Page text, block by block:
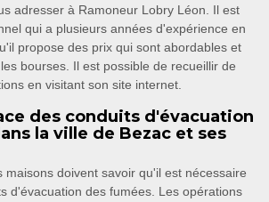
adresser à Ramoneur Lobry Léon. Il est
qui a plusieurs années d'expérience en
propose des prix qui sont abordables et
bourses. Il est possible de recueillir de
en visitant son site internet.
des conduits d'évacuation
la ville de Bezac et ses
maisons doivent savoir qu'il est nécessaire
d'évacuation des fumées. Les opérations